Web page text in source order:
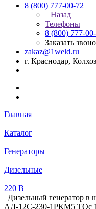
8 (800) 777-00-72
Назад
Телефоны
8 (800) 777-
Заказать
zakaz@1weld.ru
г. Краснодар,
Главная
Каталог
Генераторы
Дизельные
220 В
Дизельный генератор
АД-12С-230-1РКМ5 TQc